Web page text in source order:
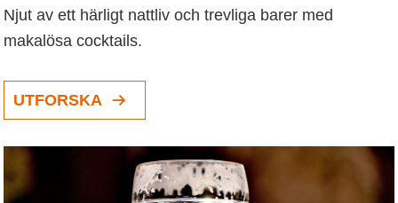
Njut av ett härligt nattliv och trevliga barer med
makalösa cocktails.
UTFORSKA